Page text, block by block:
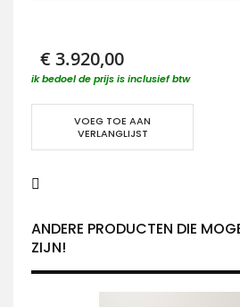
€ 3.920,00
ik bedoel de prijs is inclusief btw
VOEG TOE AAN
VERLANGLIJST
ANDERE PRODUCTEN DIE
ZIJN!